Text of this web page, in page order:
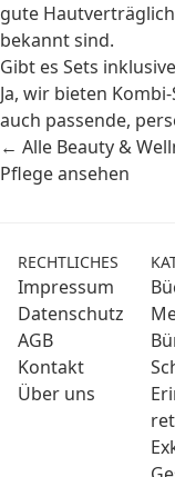
gute
bekannt sind.
Gibt es Sets
Ja, wir bieten
auch passende,
← Alle Beauty &
Pflege ansehen
RECHTLICHES
Impressum
Datenschutz
AGB
Kontakt
Über uns